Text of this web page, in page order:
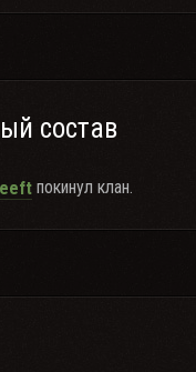
состав
покинул клан.